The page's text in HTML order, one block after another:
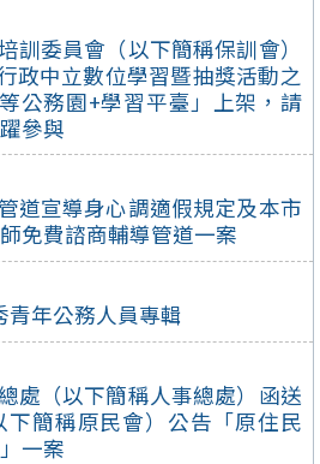
訓委員會（以下簡稱保訓會）
政中立數位學習暨抽獎活動之
公務園+學習平臺」上架，請
參與
道宣導身心調適假規定及本市
免費諮商輔導管道一案
青年公務人員專輯
處（以下簡稱人事總處）函送
簡稱原民會）公告「原住民
一案